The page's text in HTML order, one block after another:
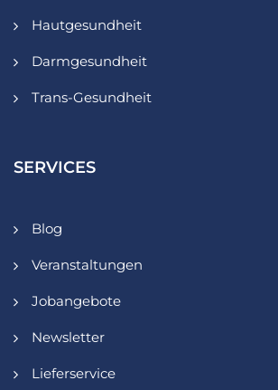
Hautgesundheit
Darmgesundheit
Trans-Gesundheit
SERVICES
Blog
Veranstaltungen
Jobangebote
Newsletter
Lieferservice